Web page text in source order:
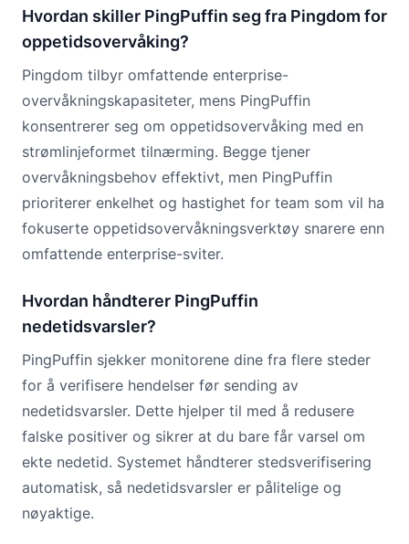
Hvordan skiller PingPuffin seg fra Pingdom for
oppetidsovervåking?
Pingdom tilbyr omfattende enterprise-
overvåkningskapasiteter, mens PingPuffin
konsentrerer seg om oppetidsovervåking med en
strømlinjeformet tilnærming. Begge tjener
overvåkningsbehov effektivt, men PingPuffin
prioriterer enkelhet og hastighet for team som vil ha
fokuserte oppetidsovervåkningsverktøy snarere enn
omfattende enterprise-sviter.
Hvordan håndterer PingPuffin
nedetidsvarsler?
PingPuffin sjekker monitorene dine fra flere steder
for å verifisere hendelser før sending av
nedetidsvarsler. Dette hjelper til med å redusere
falske positiver og sikrer at du bare får varsel om
ekte nedetid. Systemet håndterer stedsverifisering
automatisk, så nedetidsvarsler er pålitelige og
nøyaktige.